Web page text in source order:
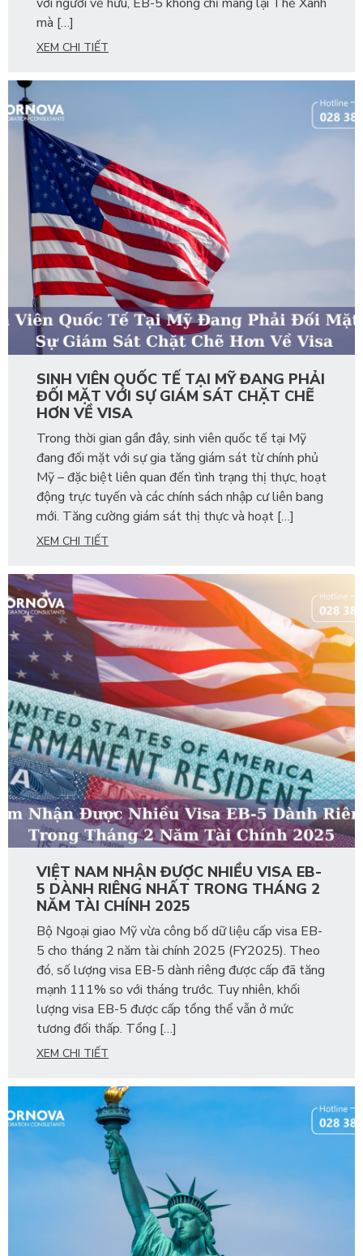
mà […]
XEM CHI TIẾT
SINH VIÊN QUỐC TẾ TẠI MỸ ĐANG PHẢI
ĐỐI MẶT VỚI SỰ GIÁM SÁT CHẶT CHẼ
HƠN VỀ VISA
Trong thời gian gần đây, sinh viên quốc tế tại Mỹ
đang đối mặt với sự gia tăng giám sát từ chính phủ
Mỹ – đặc biệt liên quan đến tình trạng thị thực, hoạt
động trực tuyến và các chính sách nhập cư liên bang
mới. Tăng cường giám sát thị thực và hoạt […]
XEM CHI TIẾT
VIỆT NAM NHẬN ĐƯỢC NHIỀU VISA EB-
5 DÀNH RIÊNG NHẤT TRONG THÁNG 2
NĂM TÀI CHÍNH 2025
Bộ Ngoại giao Mỹ vừa công bố dữ liệu cấp visa EB-
5 cho tháng 2 năm tài chính 2025 (FY2025). Theo
đó, số lượng visa EB-5 dành riêng được cấp đã tăng
mạnh 111% so với tháng trước. Tuy nhiên, khối
lượng visa EB-5 được cấp tổng thể vẫn ở mức
tương đối thấp. Tổng […]
XEM CHI TIẾT